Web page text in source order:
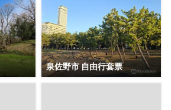
泉佐野市 自由行套票